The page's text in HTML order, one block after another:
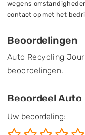
wegens
contact op met het
Beoordelingen
Auto Recycling
beoordelingen.
Beoordeel Auto
Uw beoordeling: